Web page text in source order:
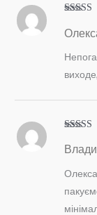
в4з 5
з 5